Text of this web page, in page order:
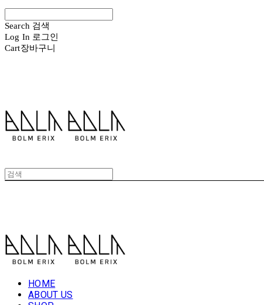
Search 검색
Log In 로그인
Cart장바구니
HOME
ABOUT US